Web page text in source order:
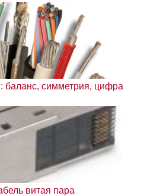
баланс, симметрия, цифра
витая пара